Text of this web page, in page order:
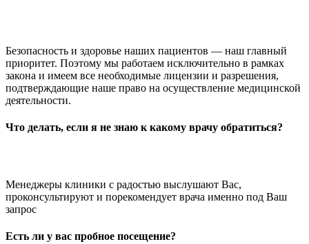
Безопасность и здоровье наших пациентов — наш главный
приоритет. Поэтому мы работаем исключительно в рамках
закона и имеем все необходимые лицензии и разрешения,
подтверждающие наше право на осуществление медицинской
деятельности.
Что делать, если я не знаю к какому врачу обратиться?
Менеджеры клиники с радостью выслушают Вас,
проконсультируют и порекомендует врача именно под Ваш
запрос
Есть ли у вас пробное посещение?